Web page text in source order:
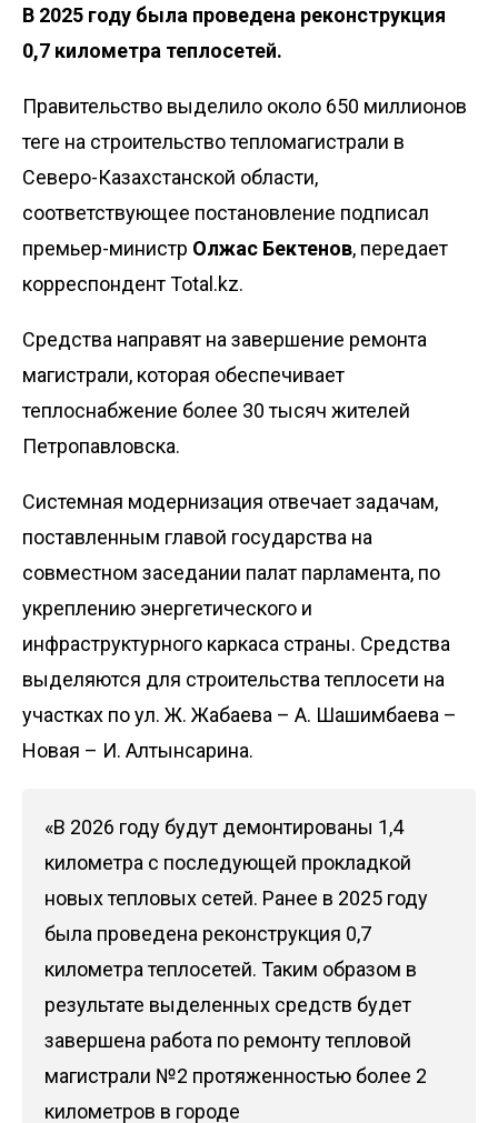
В 2025 году была проведена реконструкция
0,7 километра теплосетей.
Правительство выделило около 650 миллионов
теңге на строительство тепломагистрали в
Северо-Казахстанской области,
соответствующее постановление подписал
премьер-министр Олжас Бектенов, передает
корреспондент Total.kz.
Средства направят на завершение ремонта
магистрали, которая обеспечивает
теплоснабжение более 30 тысяч жителей
Петропавловска.
Системная модернизация отвечает задачам,
поставленным главой государства на
совместном заседании палат парламента, по
укреплению энергетического и
инфраструктурного каркаса страны. Средства
выделяются для строительства теплосети на
участках по ул. Ж. Жабаева – А. Шашимбаева –
Новая – И. Алтынсарина.
«В 2026 году будут демонтированы 1,4
километра с последующей прокладкой
новых тепловых сетей. Ранее в 2025 году
была проведена реконструкция 0,7
километра теплосетей. Таким образом в
результате выделенных средств будет
завершена работа по ремонту тепловой
магистрали №2 протяженностью более 2
километров в городе